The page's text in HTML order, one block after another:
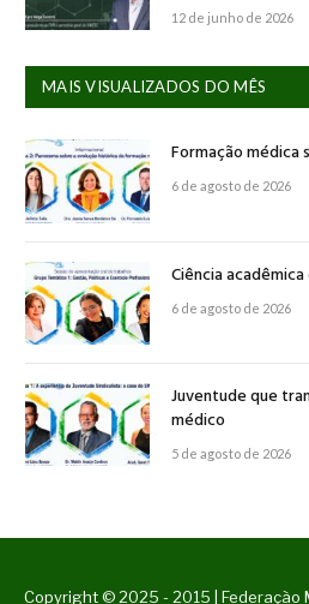
12 de junho de 2026
MAIS VISUALIZADOS DO MÊS
Formação médica
6 de agosto de 2026
Ciência
6 de agosto de 2026
Juventude que
médico
5 de agosto de 2026
Copyright © 2025 - 2015 | Federação